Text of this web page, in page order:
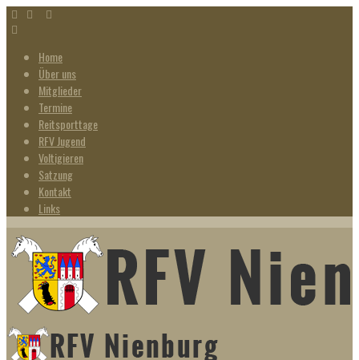
Home
Über uns
Mitglieder
Termine
Reitsporttage
RFV Jugend
Voltigieren
Satzung
Kontakt
Links